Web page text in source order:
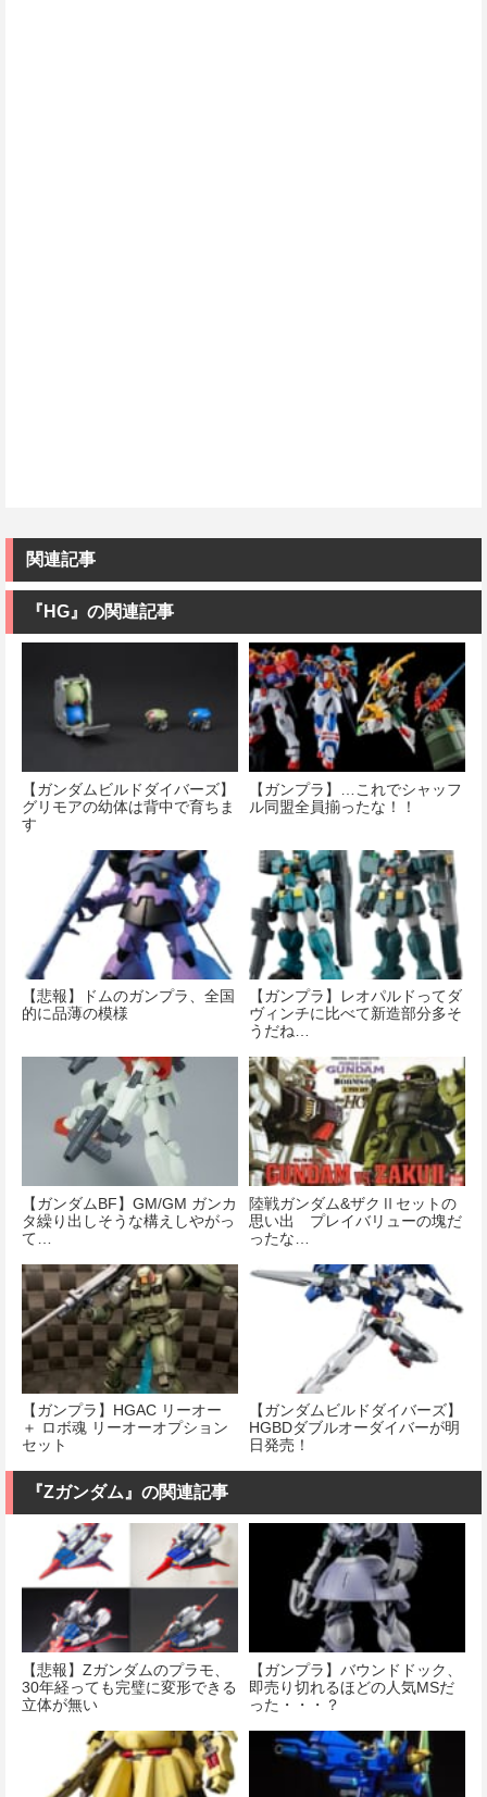
関連記事
『HG』の関連記事
【ガンダムビルドダイバーズ】
グリモアの幼体は背中で育ちま
す
【ガンプラ】…これでシャッフ
ル同盟全員揃ったな！！
【悲報】ドムのガンプラ、全国
的に品薄の模様
【ガンプラ】レオパルドってダ
ヴィンチに比べて新造部分多そ
うだね…
【ガンダムBF】GM/GM ガンカ
タ繰り出しそうな構えしやがっ
て…
陸戦ガンダム&ザクⅡセットの
思い出 プレイバリューの塊だ
ったな…
【ガンプラ】HGAC リーオー
＋ ロボ魂 リーオーオプション
セット
【ガンダムビルドダイバーズ】
HGBDダブルオーダイバーが明
日発売！
『Ζガンダム』の関連記事
【悲報】Ζガンダムのプラモ、
30年経っても完璧に変形できる
立体が無い
【ガンプラ】バウンドドック、
即売り切れるほどの人気MSだ
った・・・？